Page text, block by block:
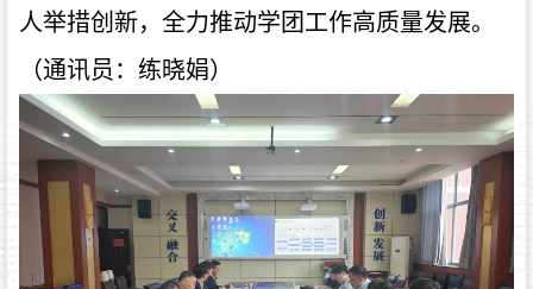
人举措创新，全力推动学团工作高质量发展。
（通讯员：练晓娟）